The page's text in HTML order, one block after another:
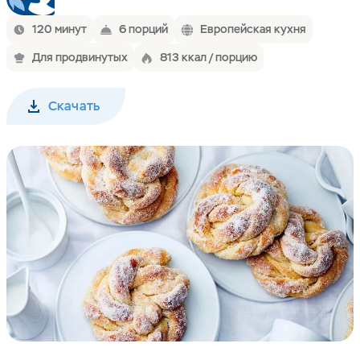
120 минут 6 порций
Европейская кухня
Для продвинутых
813 ккал / порцию
Скачать